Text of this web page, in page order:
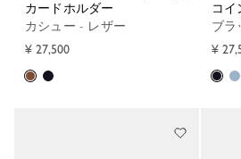
カードホルダー
カシュー - レザー
¥ 27,500
コイ
ブ
¥